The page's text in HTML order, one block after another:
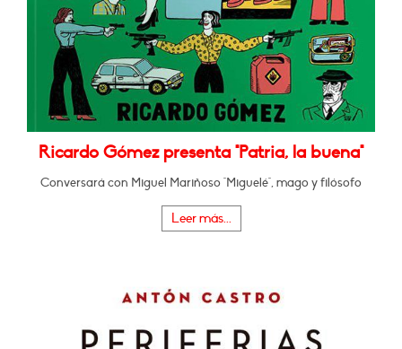
Ricardo Gómez presenta "Patria, la buena"
Conversará con Miguel Mariñoso "Miguelé", mago y filósofo
Leer más...